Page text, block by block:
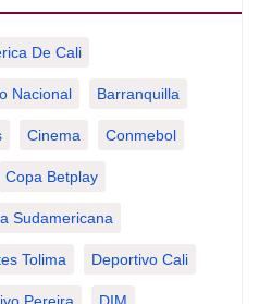
De Cali
Nacional Barranquilla
Cinema Conmebol
Copa Betplay
Sudamericana
Tolima Deportivo Cali